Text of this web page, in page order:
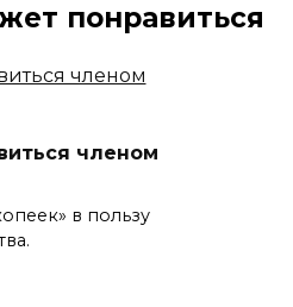
понравиться
членом
в пользу